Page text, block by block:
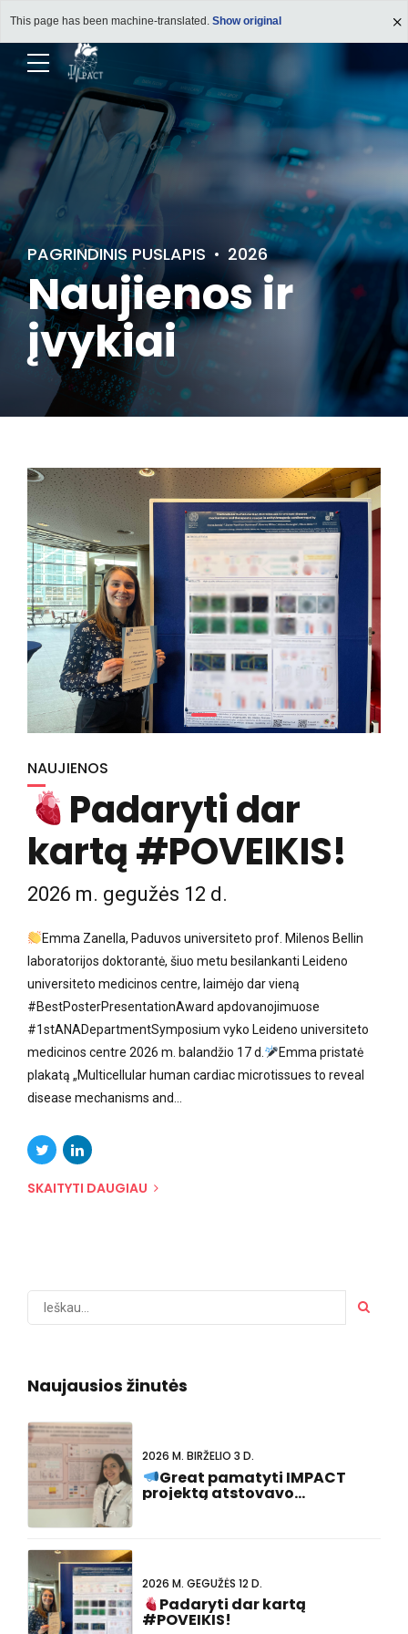
This page has been machine-translated. Show original
PAGRINDINIS PUSLAPIS 2026
Naujienos ir
įvykiai
NAUJIENOS
Padaryti dar
kartą #POVEIKIS!
2026 m. gegužės 12 d.
Emma Zanella, Paduvos universiteto prof. Milenos Bellin
laboratorijos doktorantė, šiuo metu besilankanti Leideno
universiteto medicinos centre, laimėjo dar vieną
#BestPosterPresentationAward apdovanojimuose
#1stANADepartmentSymposium vyko Leideno universiteto
medicinos centre 2026 m. balandžio 17 d.
Emma pristatė
plakatą „Multicellular human cardiac microtissues to reveal
disease mechanisms and...
SKAITYTI DAUGIAU
Naujausios žinutės
2026 M. BIRŽELIO 3 D.
Great pamatyti IMPACT
projektą atstovavo
2026 M. GEGUŽĖS 12 D.
Padaryti dar kartą
#POVEIKIS!